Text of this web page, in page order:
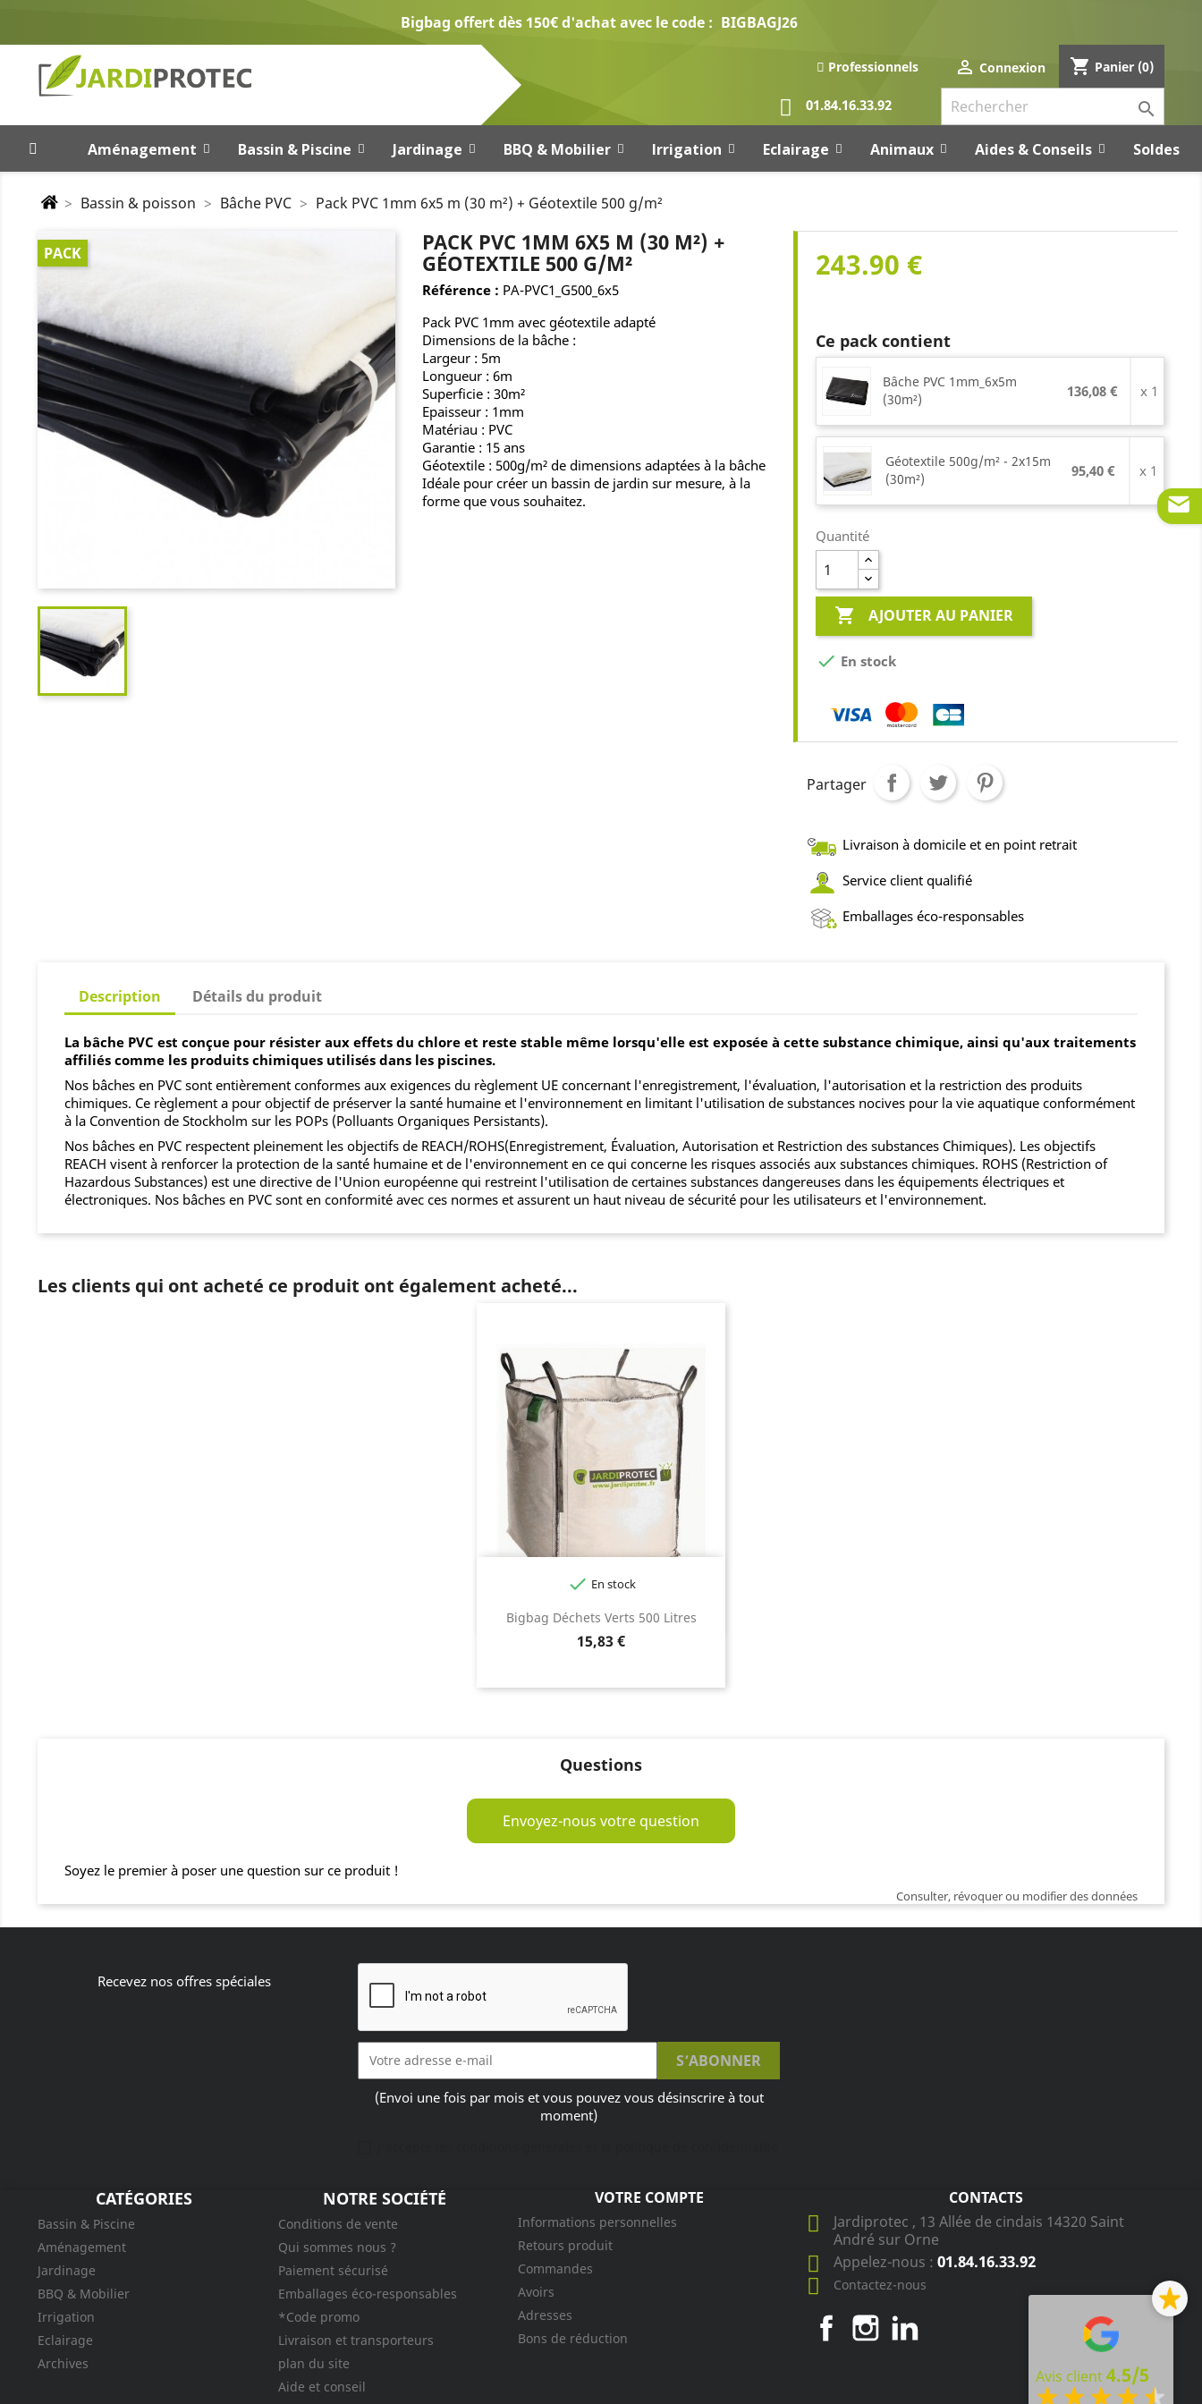
Avis client4.5/5
Bigbag offert dès 150€ d'achat avec le code : BIGBAGJ26
Professionnels  Connexion shopping_cart Panier (0)
01.84.16.33.92 
Aménagement Bassin & Piscine Jardinage BBQ & Mobilier Irrigation Eclairage Animaux Aides & Conseils Soldes
Bassin & poisson Bâche PVC Pack PVC 1mm 6x5 m (30 m²) + Géotextile 500 g/m²
PACK
PACK PVC 1MM 6X5 M (30 M²) +
GÉOTEXTILE 500 G/M²
Référence : PA-PVC1_G500_6x5
Pack PVC 1mm avec géotextile adapté
Dimensions de la bâche :
Largeur : 5m
Longueur : 6m
Superficie : 30m²
Epaisseur : 1mm
Matériau : PVC
Garantie : 15 ans
Géotextile : 500g/m² de dimensions adaptées à la bâche
Idéale pour créer un bassin de jardin sur mesure, à la
forme que vous souhaitez.
243.90 €
Ce pack contient
Bâche PVC 1mm_6x5m
(30m²)
136,08 € x 1
Géotextile 500g/m² - 2x15m
(30m²)
95,40 € x 1
Quantité
 AJOUTER AU PANIER
 En stock
Partager
Livraison à domicile et en point retrait
Service client qualifié
Emballages éco-responsables
Description Détails du produit
La bâche PVC est conçue pour résister aux effets du chlore et reste stable même lorsqu'elle est exposée à cette substance chimique, ainsi qu'aux traitements
affiliés comme les produits chimiques utilisés dans les piscines.
Nos bâches en PVC sont entièrement conformes aux exigences du règlement UE concernant l'enregistrement, l'évaluation, l'autorisation et la restriction des produits
chimiques. Ce règlement a pour objectif de préserver la santé humaine et l'environnement en limitant l'utilisation de substances nocives pour la vie aquatique conformément
à la Convention de Stockholm sur les POPs (Polluants Organiques Persistants).
Nos bâches en PVC respectent pleinement les objectifs de REACH/ROHS(Enregistrement, Évaluation, Autorisation et Restriction des substances Chimiques). Les objectifs
REACH visent à renforcer la protection de la santé humaine et de l'environnement en ce qui concerne les risques associés aux substances chimiques. ROHS (Restriction of
Hazardous Substances) est une directive de l'Union européenne qui restreint l'utilisation de certaines substances dangereuses dans les équipements électriques et
électroniques. Nos bâches en PVC sont en conformité avec ces normes et assurent un haut niveau de sécurité pour les utilisateurs et l'environnement.
Les clients qui ont acheté ce produit ont également acheté...
Bigbag Déchets Verts 500 Litres
Prix
15,83 €
 En stock
Questions
Envoyez-nous votre question
Soyez le premier à poser une question sur ce produit !
Consulter, révoquer ou modifier des données
Recevez nos offres spéciales
(Envoi une fois par mois et vous pouvez vous désinscrire à tout
moment)
CATÉGORIES
Bassin & Piscine
Aménagement
Jardinage
BBQ & Mobilier
Irrigation
Eclairage
Archives
NOTRE SOCIÉTÉ
Conditions de vente
Qui sommes nous ?
Paiement sécurisé
Emballages éco-responsables
*Code promo
Livraison et transporteurs
plan du site
Aide et conseil
VOTRE COMPTE
Informations personnelles
Retours produit
Commandes
Avoirs
Adresses
Bons de réduction
CONTACTS
Jardiprotec , 13 Allée de cindais 14320 Saint
André sur Orne
Appelez-nous :01.84.16.33.92
Contactez-nous
FacebookInstagram